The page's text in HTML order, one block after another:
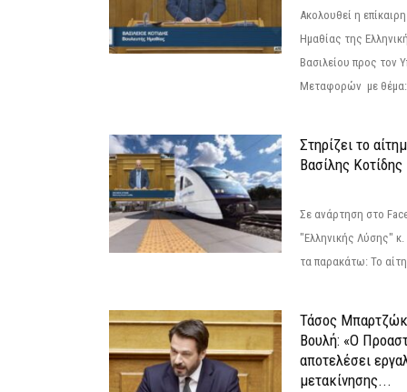
Ακολουθεί η
Ημαθίας της
Βασιλείου προς τον
Μεταφορών με θέμα:
Στηρίζει το
Βασίλης Κοτίδης
Σε ανάρτηση στο
"Ελληνικής Λύσης"
τα παρακάτω: Το
Τάσος
Βουλή: «Ο
αποτελέσει
μετακίνησης...